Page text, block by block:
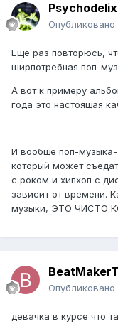
Psychodelix
Опубликовано
Ёще раз повторюсь,
ширпотребная поп-
А вот к примеру
года это настоящая
И вообще поп-
который может
с роком и хипхоп с
зависит от времени.
музыки, ЭТО ЧИСТО
Опубликовано
девачка в курсе что